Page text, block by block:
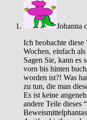
Johanna
Ich beobachte
Wochen, einfach
Sagen Sie, kann es
vorn bis hinten
worden ist?! Was
zu tun, die man
Es ist keine
andere Teile